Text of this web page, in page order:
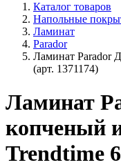
Каталог товаров
Напольные
Ламинат
Parador
Ламинат Parador
(арт. 1371174)
Ламинат
копченый
Trendtime